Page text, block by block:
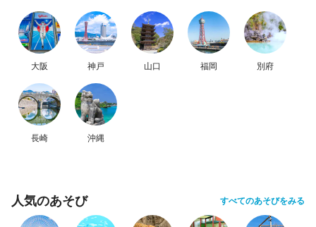
大阪 神戸 山口 福岡 別府
長崎 沖縄
人気のあそび すべてのあそびをみる